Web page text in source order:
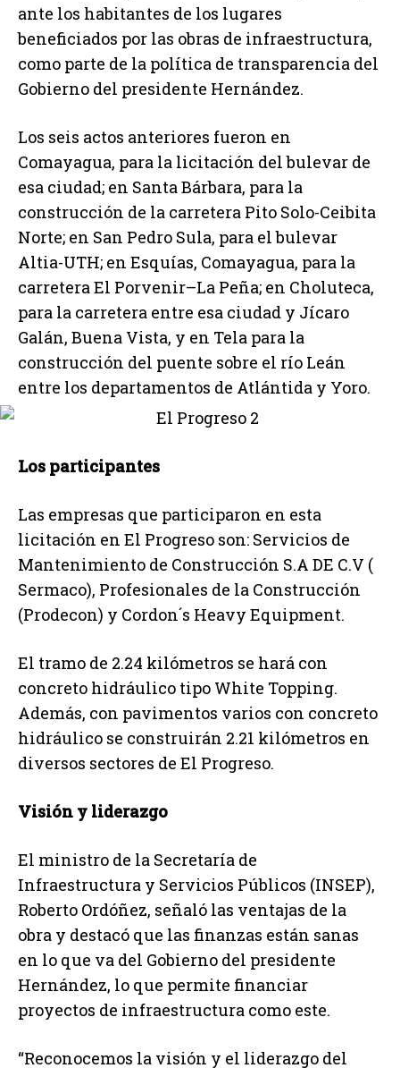
ante los habitantes de los lugares
beneficiados por las obras de infraestructura,
como parte de la política de transparencia del
Gobierno del presidente Hernández.
Los seis actos anteriores fueron en
Comayagua, para la licitación del bulevar de
esa ciudad; en Santa Bárbara, para la
construcción de la carretera Pito Solo-Ceibita
Norte; en San Pedro Sula, para el bulevar
Altia-UTH; en Esquías, Comayagua, para la
carretera El Porvenir–La Peña; en Choluteca,
para la carretera entre esa ciudad y Jícaro
Galán, Buena Vista, y en Tela para la
construcción del puente sobre el río Leán
entre los departamentos de Atlántida y Yoro.
Los participantes
Las empresas que participaron en esta
licitación en El Progreso son: Servicios de
Mantenimiento de Construcción S.A DE C.V (
Sermaco), Profesionales de la Construcción
(Prodecon) y Cordon´s Heavy Equipment.
El tramo de 2.24 kilómetros se hará con
concreto hidráulico tipo White Topping.
Además, con pavimentos varios con concreto
hidráulico se construirán 2.21 kilómetros en
diversos sectores de El Progreso.
Visión y liderazgo
El ministro de la Secretaría de
Infraestructura y Servicios Públicos (INSEP),
Roberto Ordóñez, señaló las ventajas de la
obra y destacó que las finanzas están sanas
en lo que va del Gobierno del presidente
Hernández, lo que permite financiar
proyectos de infraestructura como este.
“Reconocemos la visión y el liderazgo del